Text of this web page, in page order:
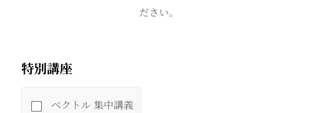
ださい。
特別講座
ベクトル 集中講義